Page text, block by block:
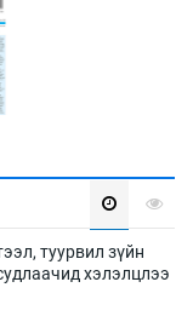
туурвил зүйн
хэлэлцлээ